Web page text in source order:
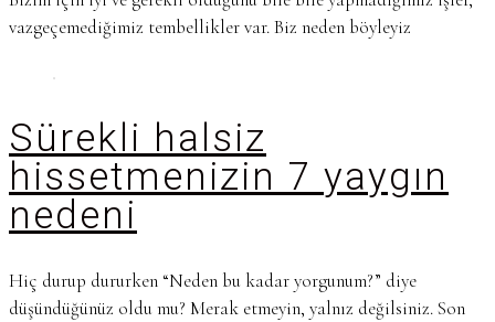
vazgeçemediğimiz tembellikler var. Biz neden böyleyiz
Sürekli halsiz
hissetmenizin 7 yaygın
nedeni
Hiç durup dururken “Neden bu kadar yorgunum?” diye
düşündüğünüz oldu mu? Merak etmeyin, yalnız değilsiniz. Son